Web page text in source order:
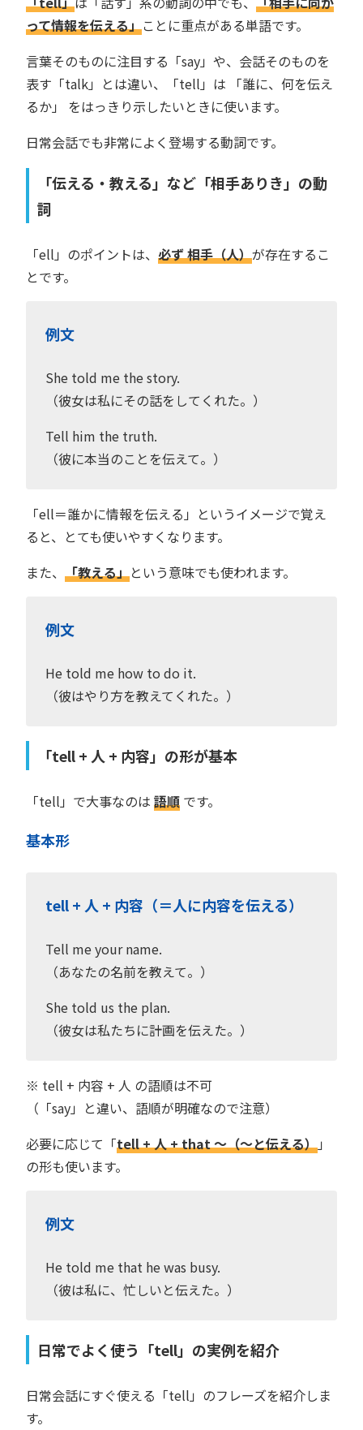
って情報を伝える」ことに重点がある単語です。
言葉そのものに注目する「say」や、会話そのものを
表す「talk」とは違い、「tell」は 「誰に、何を伝え
るか」 をはっきり示したいときに使います。
日常会話でも非常によく登場する動詞です。
「伝える・教える」など「相手ありき」の動
詞
「ell」のポイントは、 必ず 相手（人）が存在するこ
とです。
例文
She told me the story.
（彼女は私にその話をしてくれた。）
Tell him the truth.
（彼に本当のことを伝えて。）
「ell＝誰かに情報を伝える」というイメージで覚え
ると、とても使いやすくなります。
また、 「教える」という意味でも使われます。
例文
He told me how to do it.
（彼はやり方を教えてくれた。）
「tell + 人 + 内容」の形が基本
「tell」で大事なのは 語順 です。
基本形
tell + 人 + 内容（＝人に内容を伝える）
Tell me your name.
（あなたの名前を教えて。）
She told us the plan.
（彼女は私たちに計画を伝えた。）
※ tell + 内容 + 人 の語順は不可
（「say」と違い、語順が明確なので注意）
必要に応じて「tell + 人 + that 〜（〜と伝える）」
の形も使います。
例文
He told me that he was busy.
（彼は私に、忙しいと伝えた。）
日常でよく使う「tell」の実例を紹介
日常会話にすぐ使える「tell」のフレーズを紹介しま
す。